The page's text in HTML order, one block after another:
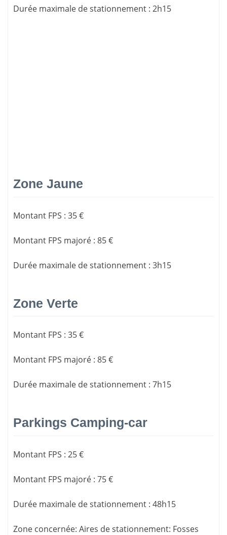
Durée maximale de stationnement : 2h15
Zone Jaune
Montant FPS : 35 €
Montant FPS majoré : 85 €
Durée maximale de stationnement : 3h15
Zone Verte
Montant FPS : 35 €
Montant FPS majoré : 85 €
Durée maximale de stationnement : 7h15
Parkings Camping-car
Montant FPS : 25 €
Montant FPS majoré : 75 €
Durée maximale de stationnement : 48h15
Zone concernée: Aires de stationnement: Fosses